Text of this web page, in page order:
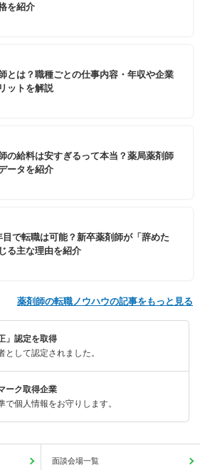
を紹介
とは？職種ごとの仕事内容・年収や企業
ットを解説
の給料は安すぎるって本当？薬局薬剤師
ータを紹介
目で転職は可能？新卒薬剤師が「辞めた
る主な理由を紹介
薬剤師の転職ノウハウの記事をもっと見る
」認定を取得
として認定されました。
ーク取得企業
で個人情報をお守りします。
面談会場一覧